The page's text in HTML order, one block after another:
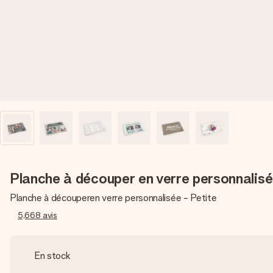
Planche à découper en verre
Planche à découperen verre personnalisée - Petite
5,668 avis
En stock